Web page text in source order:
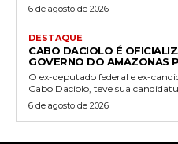
6 de agosto de 2026
DESTAQUE
CABO DACIOLO É
GOVERNO DO AMAZONAS
O ex-deputado federal e ex-
Cabo Daciolo, teve sua
6 de agosto de 2026